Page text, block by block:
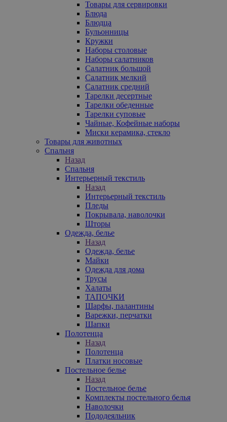
Товары для сервировки
Блюда
Блюдца
Бульонницы
Кружки
Наборы столовые
Наборы салатников
Салатник большой
Салатник мелкий
Салатник средний
Тарелки десертные
Тарелки обеденные
Тарелки суповые
Чайные, Кофейные наборы
Миски керамика, стекло
Товары для животных
Спальня
Назад
Спальня
Интерьерный текстиль
Назад
Интерьерный текстиль
Пледы
Покрывала, наволочки
Шторы
Одежда, белье
Назад
Одежда, белье
Майки
Одежда для дома
Трусы
Халаты
ТАПОЧКИ
Шарфы, палантины
Варежки, перчатки
Шапки
Полотенца
Назад
Полотенца
Платки носовые
Постельное белье
Назад
Постельное белье
Комплекты постельного белья
Наволочки
Пододеяльник